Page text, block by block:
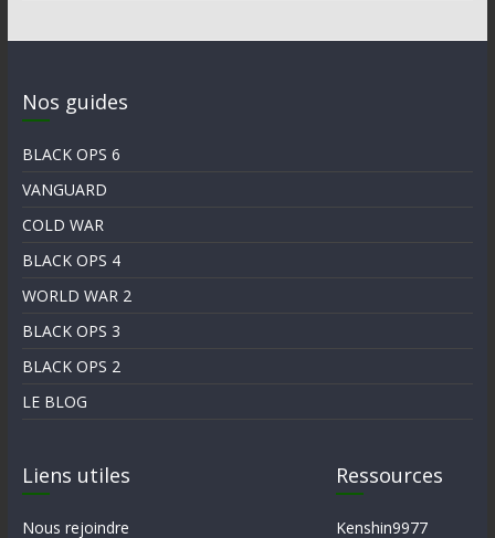
Nos guides
BLACK OPS 6
VANGUARD
COLD WAR
BLACK OPS 4
WORLD WAR 2
BLACK OPS 3
BLACK OPS 2
LE BLOG
Liens utiles
Nous rejoindre
Ressources
Kenshin9977